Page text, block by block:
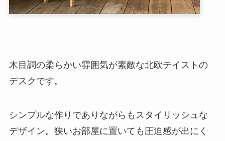
木目調の柔らかい雰囲気が素敵な北欧テイストの
デスクです。
シンプルな作りでありながらもスタイリッシュな
デザイン。狭いお部屋に置いても圧迫感が出にく